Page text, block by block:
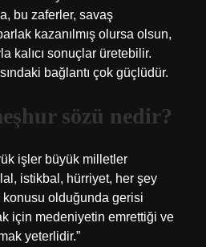
bu zaferler, savaş
kazanılmış olursa olsun,
kalıcı sonuçlar üretebilir.
bağlantı çok güçlüdür.
sözü nedir?
işler büyük milletler
istikbal, hürriyet, her şey
konusu olduğunda gerisi
için medeniyetin emrettiği ve
yeterlidir.”